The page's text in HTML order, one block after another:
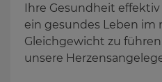
Ihre Gesundheit
ein gesundes Leben im
Gleichgewicht zu
unsere